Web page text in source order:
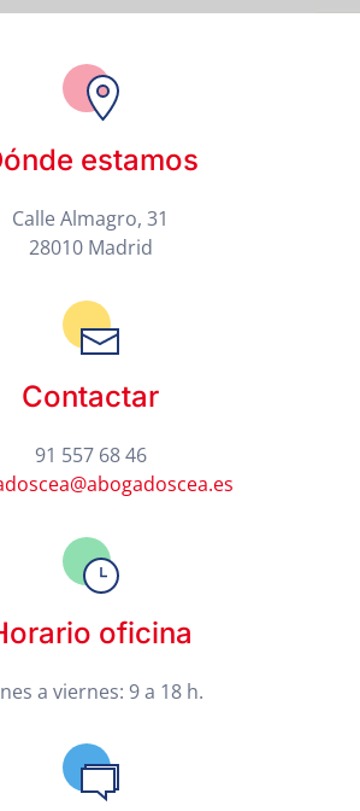
estamos
Calle Almagro, 31
28010 Madrid
Contactar
91 557 68 46
oficina
a viernes: 9 a 18 h.